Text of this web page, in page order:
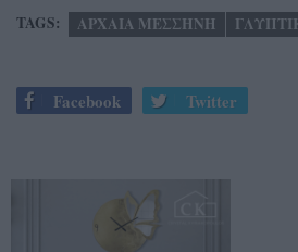
TAGS: ΑΡΧΑΙΑ ΜΕΣΣΗΝΗ
Facebook Twitter